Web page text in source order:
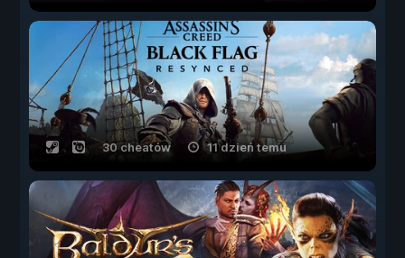
30 cheatów 11 dzień temu